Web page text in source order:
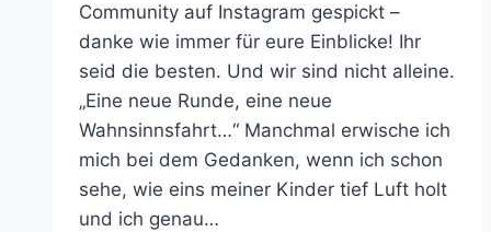
Community auf Instagram gespickt –
danke wie immer für eure Einblicke! Ihr
seid die besten. Und wir sind nicht alleine.
„Eine neue Runde, eine neue
Wahnsinnsfahrt…“ Manchmal erwische ich
mich bei dem Gedanken, wenn ich schon
sehe, wie eins meiner Kinder tief Luft holt
und ich genau…